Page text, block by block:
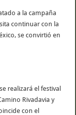
a la campaña
continuar con la
se convirtió en
realizará el festival
Rivadavia y
con el